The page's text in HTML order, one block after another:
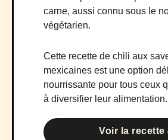
carne, aussi connu sous le
végétarien.
Cette recette de chili aux
mexicaines est une option
nourrissante pour tous ceux
à diversifier leur alimentation.
Voir la recette